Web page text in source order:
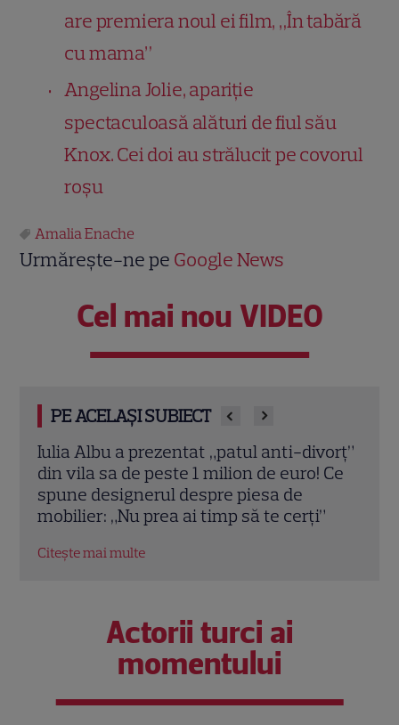
are premiera noul ei film, „În tabără
cu mama”
Angelina Jolie, apariție
spectaculoasă alături de fiul său
Knox. Cei doi au strălucit pe covorul
roșu
Amalia Enache
Urmărește-ne pe Google News
Cel mai nou VIDEO
PE ACELAȘI SUBIECT
Teo Trandafir, despre viața după ce fiica
ei, Maia, a plecat de acasă: „Legătura
dintre noi nu ne-o ia nimeni”
Citește mai multe
Actorii turci ai
momentului